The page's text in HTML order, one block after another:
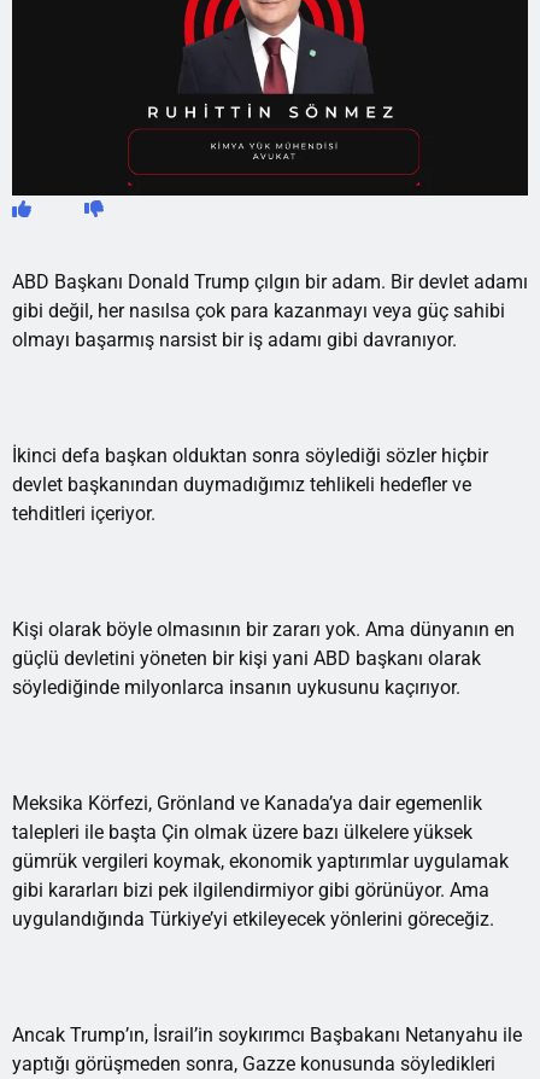
ABD Başkanı Donald Trump çılgın bir adam. Bir devlet adamı
gibi değil, her nasılsa çok para kazanmayı veya güç sahibi
olmayı başarmış narsist bir iş adamı gibi davranıyor.
İkinci defa başkan olduktan sonra söylediği sözler hiçbir
devlet başkanından duymadığımız tehlikeli hedefler ve
tehditleri içeriyor.
Kişi olarak böyle olmasının bir zararı yok. Ama dünyanın en
güçlü devletini yöneten bir kişi yani ABD başkanı olarak
söylediğinde milyonlarca insanın uykusunu kaçırıyor.
Meksika Körfezi, Grönland ve Kanada’ya dair egemenlik
talepleri ile başta Çin olmak üzere bazı ülkelere yüksek
gümrük vergileri koymak, ekonomik yaptırımlar uygulamak
gibi kararları bizi pek ilgilendirmiyor gibi görünüyor. Ama
uygulandığında Türkiye’yi etkileyecek yönlerini göreceğiz.
Ancak Trump’ın, İsrail’in soykırımcı Başbakanı Netanyahu ile
yaptığı görüşmeden sonra, Gazze konusunda söyledikleri